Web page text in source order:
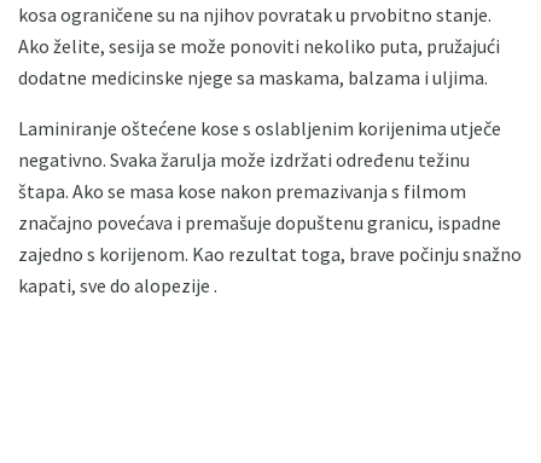
kosa ograničene su na njihov povratak u prvobitno stanje.
Ako želite, sesija se može ponoviti nekoliko puta, pružajući
dodatne medicinske njege sa maskama, balzama i uljima.
Laminiranje oštećene kose s oslabljenim korijenima utječe
negativno. Svaka žarulja može izdržati određenu težinu
štapa. Ako se masa kose nakon premazivanja s filmom
značajno povećava i premašuje dopuštenu granicu, ispadne
zajedno s korijenom. Kao rezultat toga, brave počinju snažno
kapati, sve do alopezije .